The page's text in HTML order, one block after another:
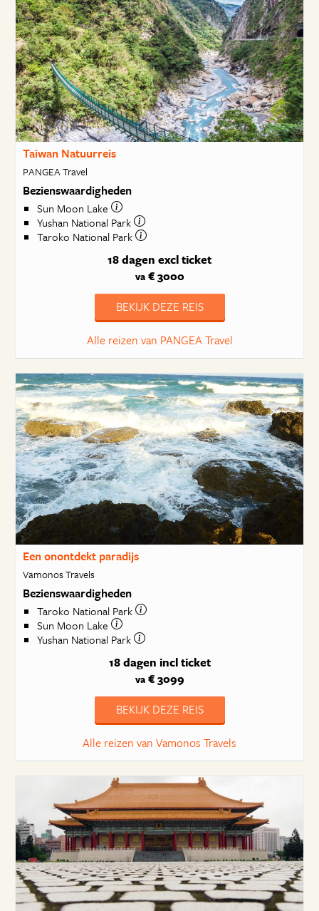
Taiwan Natuurreis
PANGEA Travel
Bezienswaardigheden
Sun Moon Lake
Yushan National Park
Taroko National Park
18 dagen excl ticket
va€ 3000
BEKIJK DEZE REIS
Alle reizen van PANGEA Travel
Een onontdekt paradijs
Vamonos Travels
Bezienswaardigheden
Taroko National Park
Sun Moon Lake
Yushan National Park
18 dagen incl ticket
va€ 3099
BEKIJK DEZE REIS
Alle reizen van Vamonos Travels